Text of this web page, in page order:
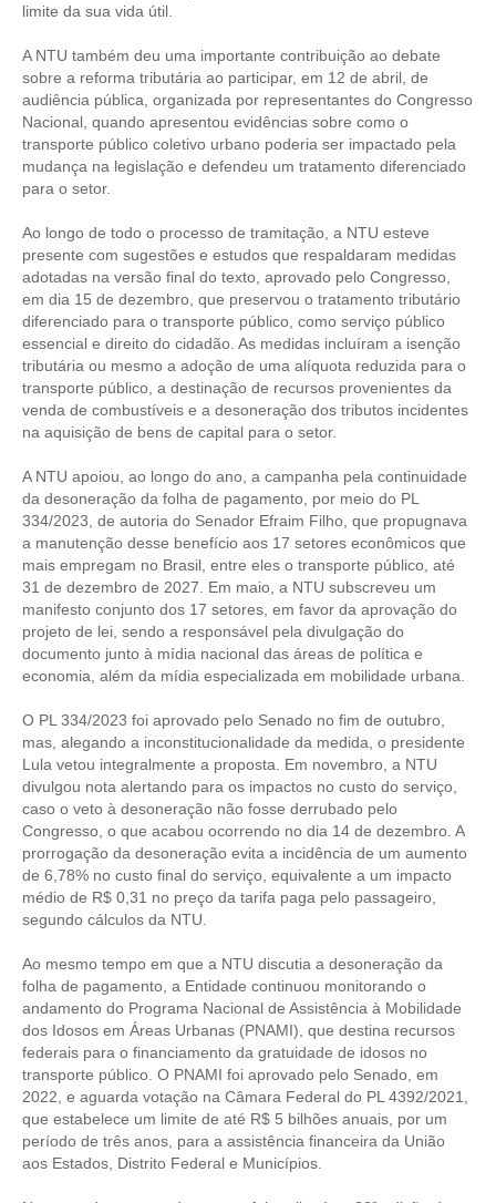
CARREIRA
AUTÔNOMOS E SERVIÇOS
NEWSLETTER
CONTATO
CURSOS
ENGENHEIRO EMPREENDEDOR
SEESP EDUCAÇÃO
PLATAFORMAS GRATUITAS
BENEFÍCIOS
APOSENTADORIA
CONVÊNIOS
PLANO DE SAÚDE
SEESPPREV
CAMPANHAS SALARIAIS
COMUNICAÇÃO
PALAVRA DO MURILO
NOTÍCIAS
CONTEÚDO ESPECIAL
JORNAL DO ENGENHEIRO
AGENDA
SEESP NOTÍCIAS
NOTÍCIAS NO WHATSAPP
FOTOS
limite da sua vida útil.
A NTU também deu uma importante contribuição ao debate
sobre a reforma tributária ao participar, em 12 de abril, de
audiência pública, organizada por representantes do Congresso
Nacional, quando apresentou evidências sobre como o
transporte público coletivo urbano poderia ser impactado pela
mudança na legislação e defendeu um tratamento diferenciado
para o setor.
Ao longo de todo o processo de tramitação, a NTU esteve
presente com sugestões e estudos que respaldaram medidas
adotadas na versão final do texto, aprovado pelo Congresso,
em dia 15 de dezembro, que preservou o tratamento tributário
diferenciado para o transporte público, como serviço público
essencial e direito do cidadão. As medidas incluíram a isenção
tributária ou mesmo a adoção de uma alíquota reduzida para o
transporte público, a destinação de recursos provenientes da
venda de combustíveis e a desoneração dos tributos incidentes
na aquisição de bens de capital para o setor.
A NTU apoiou, ao longo do ano, a campanha pela continuidade
da desoneração da folha de pagamento, por meio do PL
334/2023, de autoria do Senador Efraim Filho, que propugnava
a manutenção desse benefício aos 17 setores econômicos que
mais empregam no Brasil, entre eles o transporte público, até
31 de dezembro de 2027. Em maio, a NTU subscreveu um
manifesto conjunto dos 17 setores, em favor da aprovação do
projeto de lei, sendo a responsável pela divulgação do
documento junto à mídia nacional das áreas de política e
economia, além da mídia especializada em mobilidade urbana.
O PL 334/2023 foi aprovado pelo Senado no fim de outubro,
mas, alegando a inconstitucionalidade da medida, o presidente
Lula vetou integralmente a proposta. Em novembro, a NTU
divulgou nota alertando para os impactos no custo do serviço,
caso o veto à desoneração não fosse derrubado pelo
Congresso, o que acabou ocorrendo no dia 14 de dezembro. A
prorrogação da desoneração evita a incidência de um aumento
de 6,78% no custo final do serviço, equivalente a um impacto
médio de R$ 0,31 no preço da tarifa paga pelo passageiro,
segundo cálculos da NTU.
Ao mesmo tempo em que a NTU discutia a desoneração da
folha de pagamento, a Entidade continuou monitorando o
andamento do Programa Nacional de Assistência à Mobilidade
dos Idosos em Áreas Urbanas (PNAMI), que destina recursos
federais para o financiamento da gratuidade de idosos no
transporte público. O PNAMI foi aprovado pelo Senado, em
2022, e aguarda votação na Câmara Federal do PL 4392/2021,
que estabelece um limite de até R$ 5 bilhões anuais, por um
período de três anos, para a assistência financeira da União
aos Estados, Distrito Federal e Municípios.